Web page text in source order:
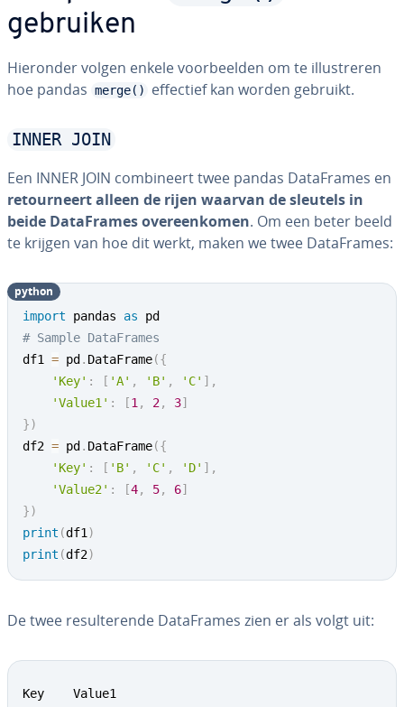
gebruiken
Hieronder volgen enkele voor­beel­den om te il­lu­stre­ren
hoe pandas merge() effectief kan worden gebruikt.
INNER JOIN
Een INNER JOIN com­bi­neert twee pandas Da­taF­ra­mes en
re­tour­neert alleen de rijen waarvan de sleutels in
beide Da­taF­ra­mes over­een­ko­men. Om een beter beeld
te krijgen van hoe dit werkt, maken we twee Da­taF­ra­mes:
import pandas as
# Sample DataFrames
df1 = pd . DataFrame({
'Key' : [ 'A' , 'B' , 'C' ] ,
'Value1' : [1 , 2, 3]
})
df2 = pd . DataFrame({
'Key' : [ 'B' , 'C' , 'D' ] ,
'Value2' : [4, 5, 6]
})
print (df1 )
print (df2)
python
De twee re­sul­te­ren­de Da­taF­ra­mes zien er als volgt uit:
Key    Value1